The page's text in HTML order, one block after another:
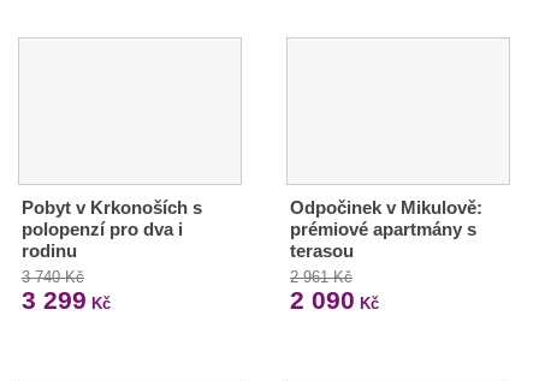
Pobyt v Krkonoších s
polopenzí pro dva i
rodinu
3 740 Kč
3 299 Kč
Odpočinek v Mikulově:
prémiové apartmány s
terasou
2 961 Kč
2 090 Kč